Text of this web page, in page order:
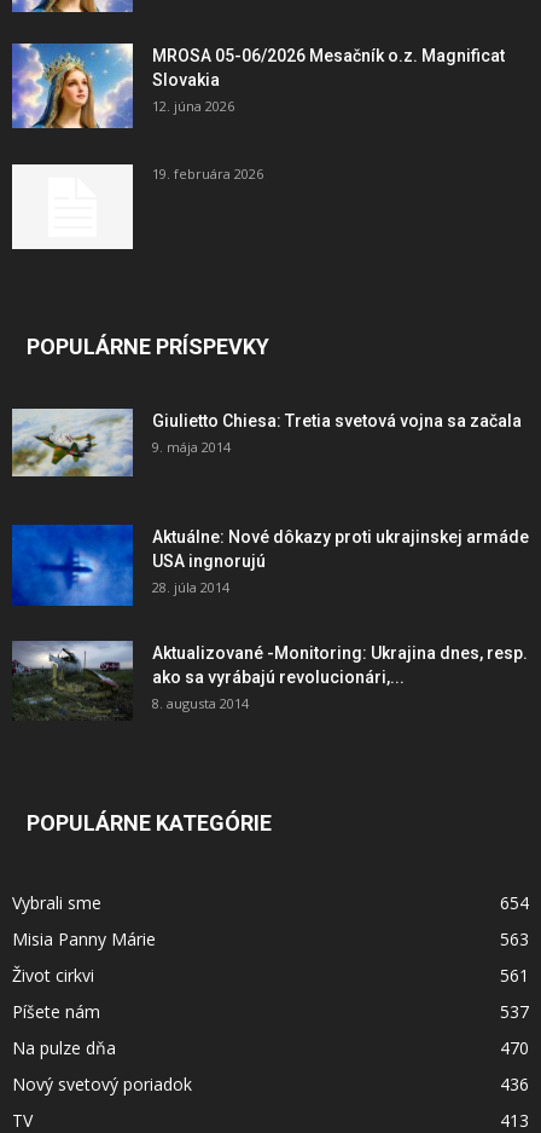
MROSA 05-06/2026 Mesačník o.z. Magnificat
Slovakia
12. júna 2026
19. februára 2026
POPULÁRNE PRÍSPEVKY
Giulietto Chiesa: Tretia svetová vojna sa začala
9. mája 2014
Aktuálne: Nové dôkazy proti ukrajinskej armáde
USA ingnorujú
28. júla 2014
Aktualizované -Monitoring: Ukrajina dnes, resp.
ako sa vyrábajú revolucionári,...
8. augusta 2014
POPULÁRNE KATEGÓRIE
Vybrali sme
654
Misia Panny Márie
563
Život cirkvi
561
Píšete nám
537
Na pulze dňa
470
Nový svetový poriadok
436
TV
413